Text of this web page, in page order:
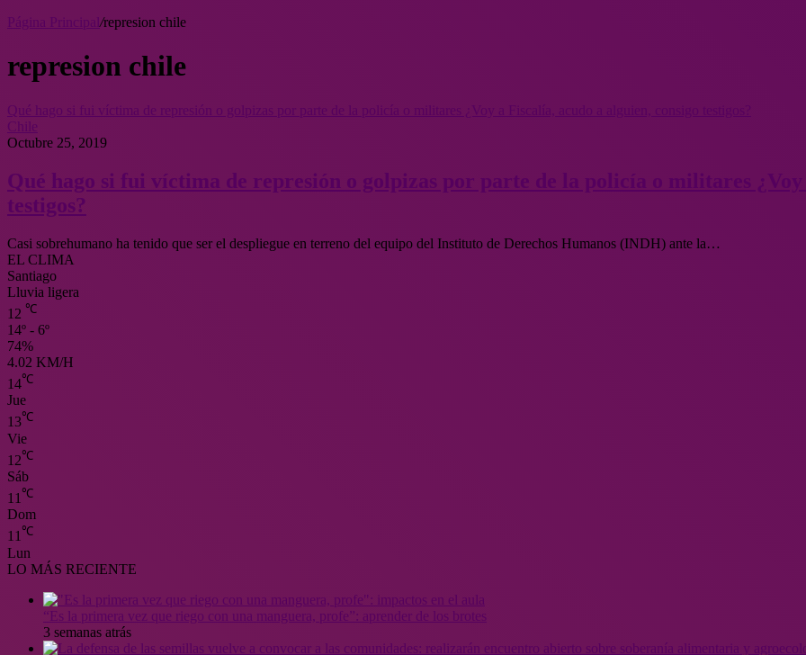
/represion chile
represion chile
Qué hago si fui víctima de represión o golpizas por parte de la policía o militares ¿Voy a Fiscalía, acudo a alguien, consigo testigos?
Chile
Octubre 25, 2019
Qué hago si fui víctima de represión o golpizas por parte de la policía o militares
testigos?
Casi sobrehumano ha tenido que ser el despliegue en terreno del equipo del Instituto de Derechos Humanos (INDH) ante la…
EL CLIMA
Santiago
Lluvia ligera
12 ℃
14º - 6º
74%
4.02 KM/H
14℃
Jue
13℃
Vie
12℃
Sáb
11 ℃
Dom
11℃
Lun
LO MÁS RECIENTE
“Es la primera vez que riego con una manguera, profe”: aprender de los brotes
3 semanas atrás